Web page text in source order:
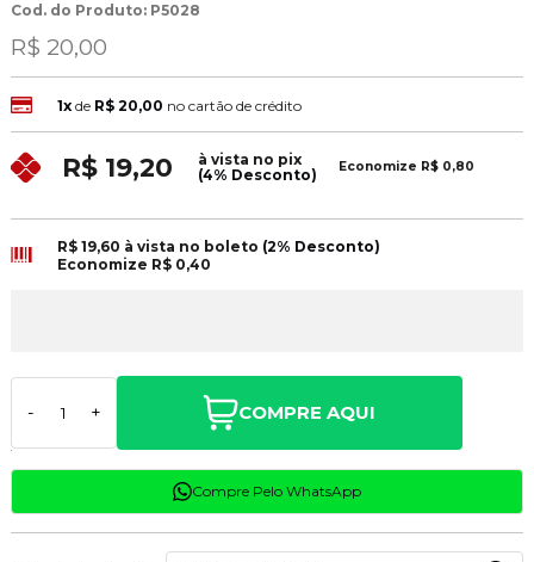
Cod. do Produto: P5028
R$ 20,00
1xde R$ 20,00 no cartão de crédito
R$ 19,20
à vista no pix
(4% Desconto)
Economize R$ 0,80
R$ 19,60 à vista no boleto (2% Desconto)
Economize R$ 0,40
- + COMPRE AQUI
Compre Pelo WhatsApp